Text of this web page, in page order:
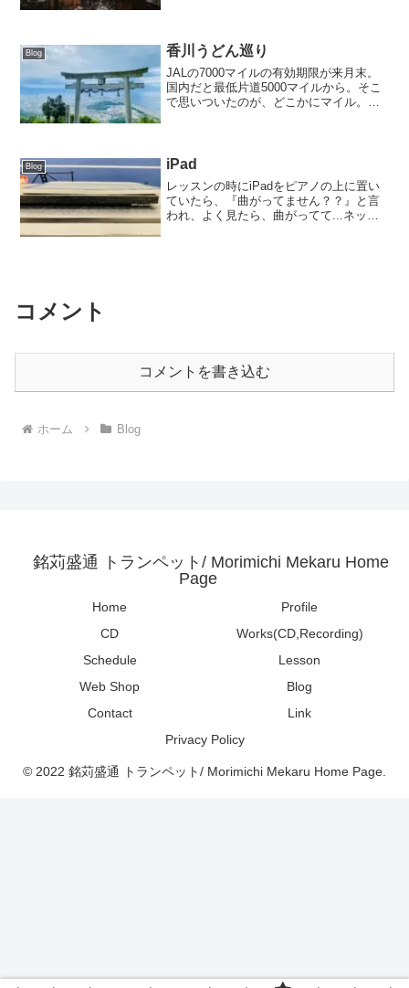
ありがとうご...
Blog 香川うどん巡り
JALの7000マイルの有効期限が来月末。
国内だと最低片道5000マイルから。そこ
で思いついたのが、どこかにマイル。申
翌日11時高松...
Blog iPad
レッスンの時にiPadをピアノの上に置い
ていたら、『曲がってません？？』と言
われ、よく見たら、曲がってて...ネット
コメント
コメントを書き込む
ホーム Blog
銘苅盛通 トランペット/ Morimichi Mekaru Home
Page
Home
Profile
CD
Works(CD,Recording)
Schedule
Lesson
Web Shop
Blog
Contact
Link
Privacy Policy
© 2022 銘苅盛通 トランペット/ Morimichi Mekaru Home Page.